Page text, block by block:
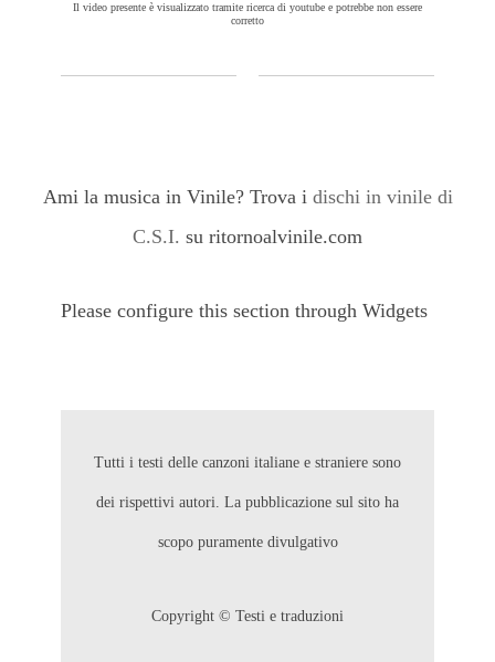
Il video presente è visualizzato tramite ricerca di youtube e potrebbe non essere
corretto
Ami la musica in Vinile? Trova i dischi in vinile di
C.S.I. su ritornoalvinile.com
Please configure this section through Widgets
Tutti i testi delle canzoni italiane e straniere sono
dei rispettivi autori. La pubblicazione sul sito ha
scopo puramente divulgativo
Copyright © Testi e traduzioni